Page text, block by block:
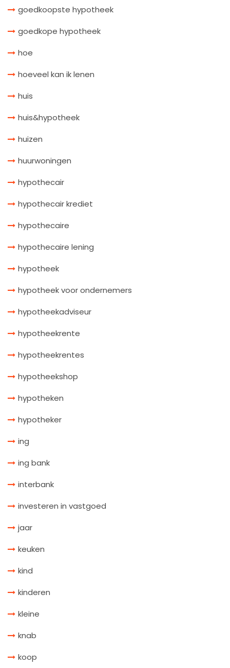
goedkoopste hypotheek
goedkope hypotheek
hoe
hoeveel kan ik lenen
huis
huis&hypotheek
huizen
huurwoningen
hypothecair
hypothecair krediet
hypothecaire
hypothecaire lening
hypotheek
hypotheek voor ondernemers
hypotheekadviseur
hypotheekrente
hypotheekrentes
hypotheekshop
hypotheken
hypotheker
ing
ing bank
interbank
investeren in vastgoed
jaar
keuken
kind
kinderen
kleine
knab
koop